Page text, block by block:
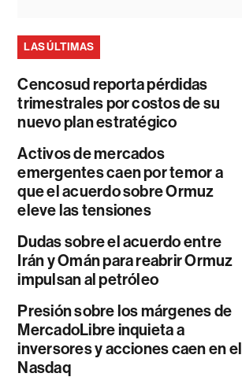
LAS ÚLTIMAS
Cencosud reporta pérdidas
trimestrales por costos de su
nuevo plan estratégico
Activos de mercados
emergentes caen por temor a
que el acuerdo sobre Ormuz
eleve las tensiones
Dudas sobre el acuerdo entre
Irán y Omán para reabrir Ormuz
impulsan al petróleo
Presión sobre los márgenes de
MercadoLibre inquieta a
inversores y acciones caen en el
Nasdaq